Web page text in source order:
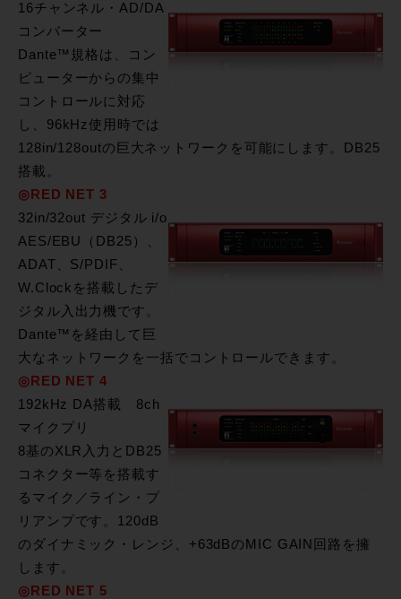
16チャンネル・AD/DA
コンバーター
Dante™規格は、コン
ピューターからの集中
コントロールに対応
し、96kHz使用時では
128in/128outの巨大ネットワークを可能にします。DB25
搭載。
◎RED NET 3
32in/32out デジタル i/o
AES/EBU（DB25）、
ADAT、S/PDIF、
W.Clockを搭載したデ
ジタル入出力機です。
Dante™を経由して巨
大なネットワークを一括でコントロールできます。
◎RED NET 4
192kHz DA搭載 8ch
マイクプリ
8基のXLR入力とDB25
コネクター等を搭載す
るマイク／ライン・プ
リアンプです。120dB
のダイナミック・レンジ、+63dBのMIC GAIN回路を擁
します。
◎RED NET 5